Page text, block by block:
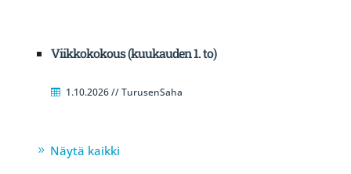
Viikkokokous (kuukauden 1. to)
1.10.2026 // TurusenSaha
Näytä kaikki